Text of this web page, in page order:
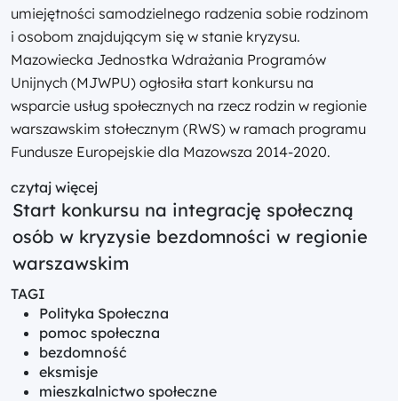
umiejętności samodzielnego radzenia sobie rodzinom
i osobom znajdującym się w stanie kryzysu.
Mazowiecka Jednostka Wdrażania Programów
Unijnych (MJWPU) ogłosiła start konkursu na
wsparcie usług społecznych na rzecz rodzin w regionie
warszawskim stołecznym (RWS) w ramach programu
Fundusze Europejskie dla Mazowsza 2014-2020.
czytaj więcej
Start konkursu na integrację społeczną
osób w kryzysie bezdomności w regionie
warszawskim
TAGI
Polityka Społeczna
pomoc społeczna
bezdomność
eksmisje
mieszkalnictwo społeczne